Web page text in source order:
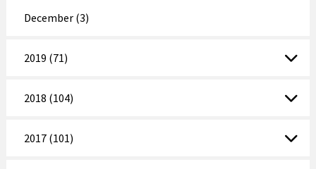
December (3)
2019 (71)
2018 (104)
2017 (101)